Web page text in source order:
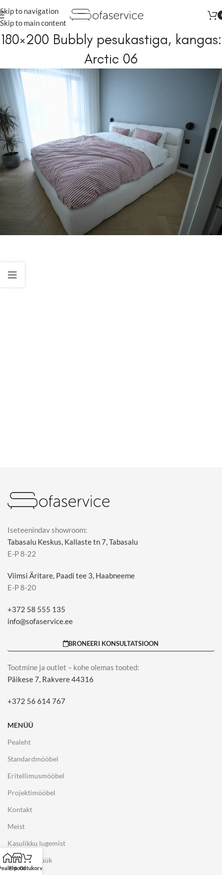
Skip to navigation
Skip to main content
Augustis kõik tooted vähemalt
180×200 Bubbly pesukastiga, kangas:
Arctic 06
Iseteenindav showroom:
Tabasalu Keskus, Kallaste tn 7, Tabasalu
E-P 8-22
Viimsi Äritare, Paadi tee 3, Haabneeme
E-P 8-20
+372 58 555 135
info@sofaservice.ee
BRONEERI KONSULTATSIOON
Tootmine ja outlet – kohe olemas tooted:
Päikese 7, Rakvere 44316
+372 56 614 767
MENÜÜ
Pealeht
Standardmööbel
Eritellimusmööbel
Projektimööbel
Kontakt
Meist
Kasulikku lugemist
Näidiste müük
E-poodOstukorv